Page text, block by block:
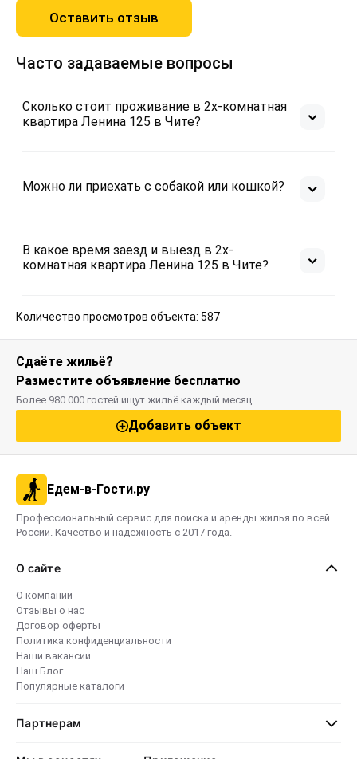
Оставить отзыв
Часто задаваемые вопросы
Сколько стоит проживание в 2х-комнатная
квартира Ленина 125 в Чите?
Можно ли приехать с собакой или кошкой?
В какое время заезд и выезд в 2х-
комнатная квартира Ленина 125 в Чите?
Количество просмотров объекта: 587
Сдаёте жильё?
Разместите объявление бесплатно
Более 980 000 гостей ищут жильё каждый месяц
Добавить объект
Едем-в-Гости.ру
Профессиональный сервис для поиска и аренды жилья по всей
России. Качество и надежность с 2017 года.
О сайте
О компании
Отзывы о нас
Договор оферты
Политика конфиденциальности
Наши вакансии
Наш Блог
Популярные каталоги
Партнерам